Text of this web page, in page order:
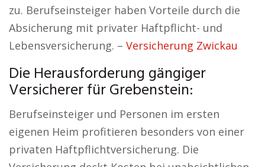
zu. Berufseinsteiger haben Vorteile durch die
Absicherung mit privater Haftpflicht- und
Lebensversicherung. – Versicherung Zwickau
Die Herausforderung gängiger
Versicherer für Grebenstein:
Berufseinsteiger und Personen im ersten
eigenen Heim profitieren besonders von einer
privaten Haftpflichtversicherung. Die